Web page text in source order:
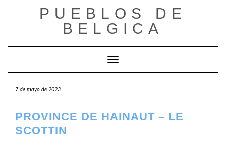
PUEBLOS DE
BELGICA
Cambiar modo de navegación
7 de mayo de 2023
PROVINCE DE HAINAUT – LE
SCOTTIN